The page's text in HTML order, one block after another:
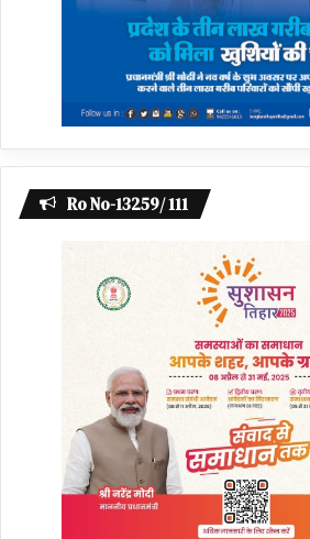
Ro No-13259/ 111